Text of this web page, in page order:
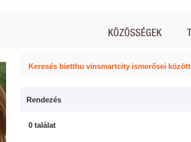
Keresés bietthu vinsmartcity ismerősei között
Rendezés
0 találat